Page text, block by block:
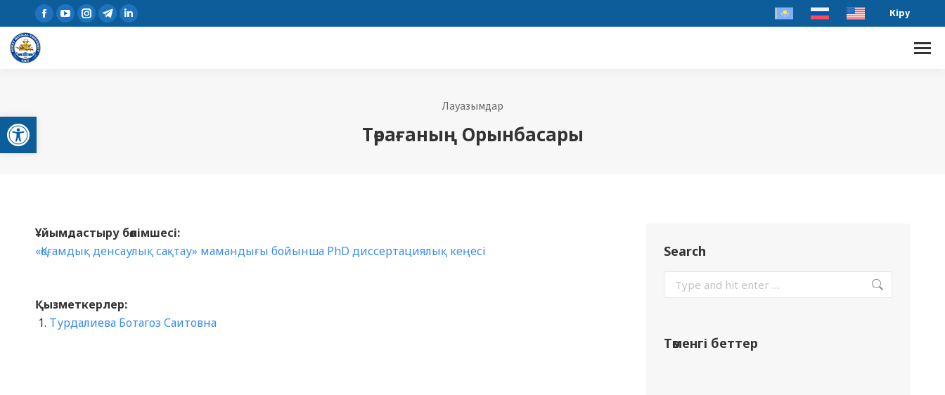
Open toolbar
Кіру
Лауазымдар
Төрағаның Орынбасары
Ұйымдастыру бөлімшесі:
«Қоғамдық денсаулық сақтау» мамандығы бойынша PhD диссертациялық кеңесі
Қызметкерлер:
Турдалиева Ботагоз Саитовна
Search
Төменгі беттер